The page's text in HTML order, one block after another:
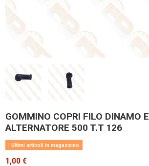
GOMMINO COPRI FILO DINAMO E
ALTERNATORE 500 T.T 126
Ultimi articoli in magazzino
1,00 €